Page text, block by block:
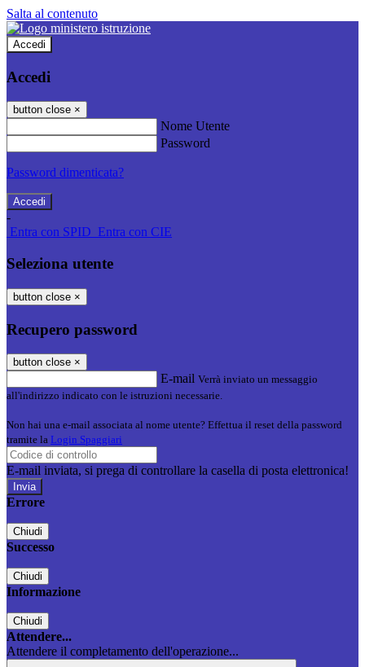
Salta al contenuto
Accedi
Accedi
button close ×
Nome Utente
Password
Password dimenticata?
-
Entra con SPID Entra con CIE
Seleziona utente
button close ×
Recupero password
button close ×
E-mail Verrà inviato un messaggio
all'indirizzo indicato con le istruzioni necessarie.
Non hai una e-mail associata al nome utente? Effettua il reset della password
tramite la Login Spaggiari
E-mail inviata, si prega di controllare la casella di posta elettronica!
Errore
Chiudi
Successo
Chiudi
Informazione
Chiudi
Attendere...
Attendere il completamento dell'operazione...